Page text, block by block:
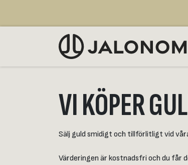
VI KÖPER
Sälj guld smidigt och tillförlitligt vid
Värderingen är kostnadsfri och du får